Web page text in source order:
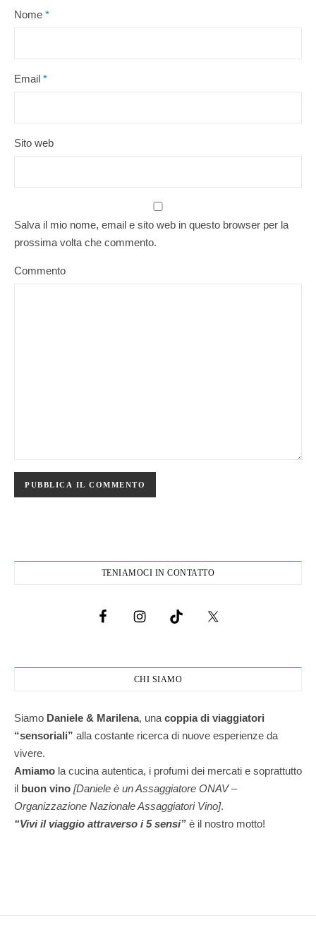
Nome *
Email *
Sito web
Salva il mio nome, email e sito web in questo browser per la
prossima volta che commento.
Commento
TENIAMOCI IN CONTATTO
CHI SIAMO
Siamo Daniele & Marilena, una coppia di viaggiatori
“sensoriali” alla costante ricerca di nuove esperienze da
vivere.
Amiamo la cucina autentica, i profumi dei mercati e soprattutto
il buon vino [Daniele è un Assaggiatore ONAV –
Organizzazione Nazionale Assaggiatori Vino].
“Vivi il viaggio attraverso i 5 sensi” è il nostro motto!